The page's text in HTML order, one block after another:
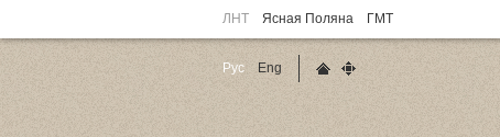
ЛНТ Ясная Поляна ГМТ
Рус
Eng